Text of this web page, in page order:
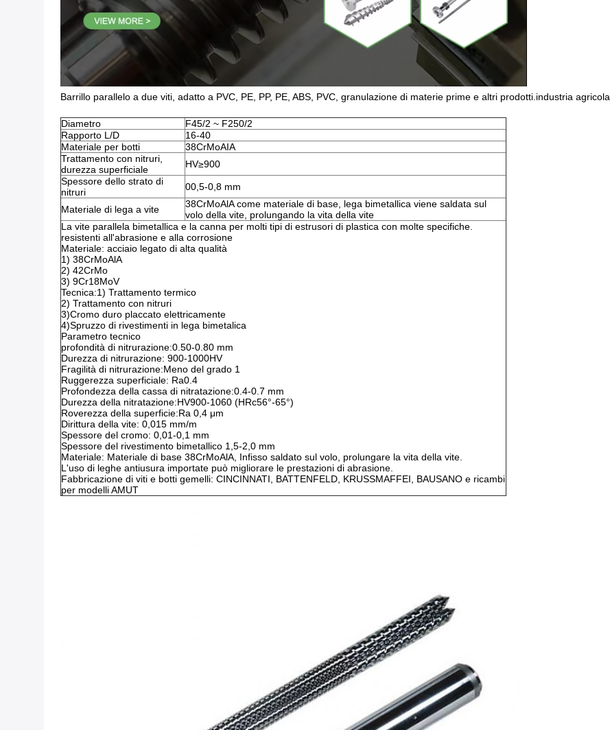
Barrillo parallelo a due viti, adatto a PVC, PE, PP, PE, ABS, PVC, granulazione di materie prime e altri prodotti.industria agricola.
Diametro
F45/2 ~ F250/2
Rapporto L/D
16-40
Materiale per botti
38CrMoAIA
Trattamento con nitruri,
durezza superficiale
HV≥900
Spessore dello strato di
nitruri
00,5-0,8 mm
Materiale di lega a vite
38CrMoAlA come materiale di base, lega bimetallica viene saldata sul
volo della vite, prolungando la vita della vite
La vite parallela bimetallica e la canna per molti tipi di estrusori di plastica con molte specifiche.
resistenti all'abrasione e alla corrosione
Materiale: acciaio legato di alta qualità
1) 38CrMoAlA
2) 42CrMo
3) 9Cr18MoV
Tecnica:1) Trattamento termico
2) Trattamento con nitruri
3)Cromo duro placcato elettricamente
4)Spruzzo di rivestimenti in lega bimetalica
Parametro tecnico
profondità di nitrurazione:0.50-0.80 mm
Durezza di nitrurazione: 900-1000HV
Fragilità di nitrurazione:Meno del grado 1
Ruggerezza superficiale: Ra0.4
Profondezza della cassa di nitratazione:0.4-0.7 mm
Durezza della nitratazione:HV900-1060 (HRc56°-65°)
Roverezza della superficie:Ra 0,4 μm
Dirittura della vite: 0,015 mm/m
Spessore del cromo: 0,01-0,1 mm
Spessore del rivestimento bimetallico 1,5-2,0 mm
Materiale: Materiale di base 38CrMoAlA, Infisso saldato sul volo, prolungare la vita della vite.
L'uso di leghe antiusura importate può migliorare le prestazioni di abrasione.
Fabbricazione di viti e botti gemelli: CINCINNATI, BATTENFELD, KRUSSMAFFEI, BAUSANO e ricambi
per modelli AMUT